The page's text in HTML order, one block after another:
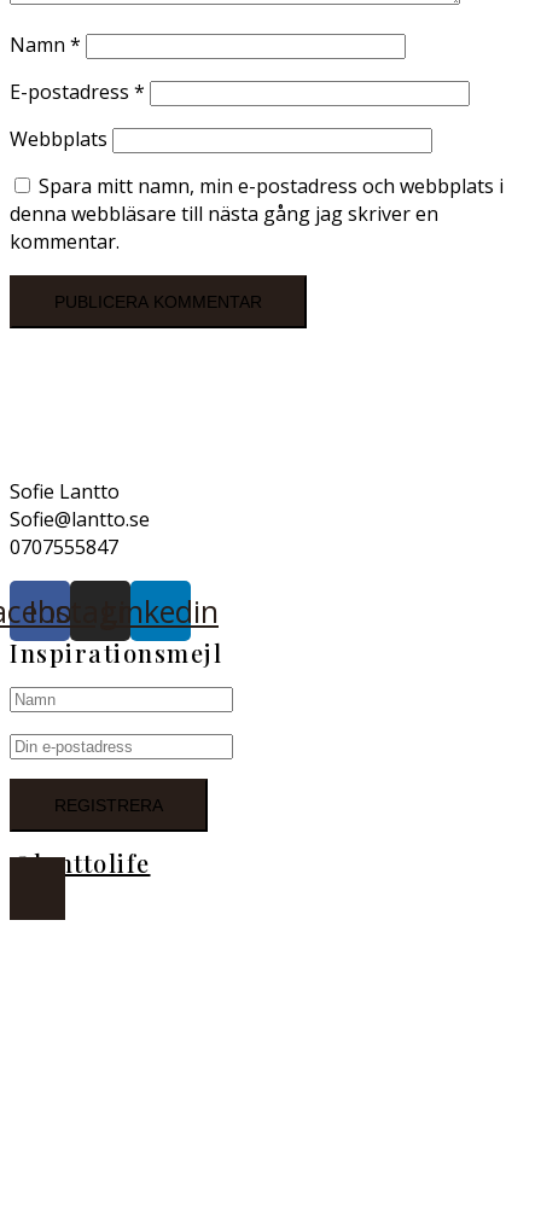
Namn *
E-postadress *
Webbplats
Spara mitt namn, min e-postadress och webbplats i
denna webbläsare till nästa gång jag skriver en
kommentar.
Sofie Lantto
Sofie@lantto.se
0707555847
InstagramLinkedin
Inspirationsmejl
@lanttolife